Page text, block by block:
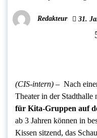
Redakteur 31.
(CIS-intern) – Nach
Theater in der Stadthalle
für Kita-Gruppen auf
ab 3 Jahren können in
Kissen sitzend, das